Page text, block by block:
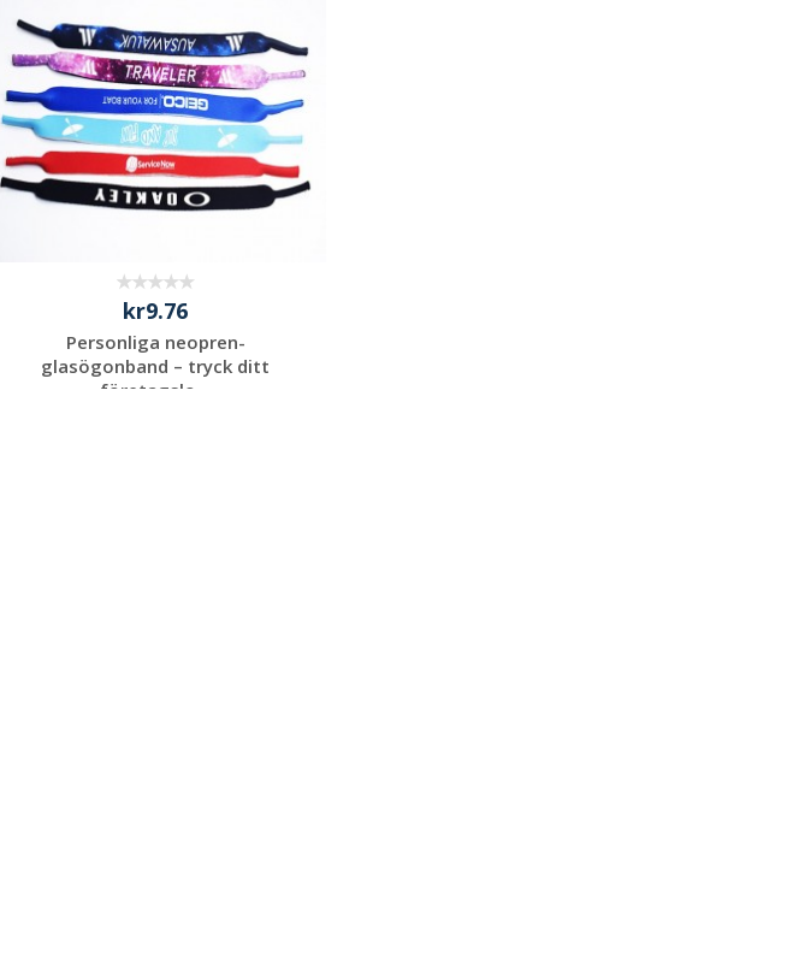
kr9.76
Personliga neopren-
glasögonband – tryck ditt
företagslo...